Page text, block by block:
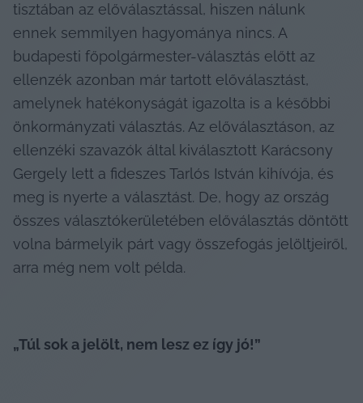
tisztában az előválasztással, hiszen nálunk
ennek semmilyen hagyománya nincs. A
budapesti főpolgármester-választás előtt az
ellenzék azonban már tartott előválasztást,
amelynek hatékonyságát igazolta is a későbbi
önkormányzati választás. Az előválasztáson, az
ellenzéki szavazók által kiválasztott Karácsony
Gergely lett a fideszes Tarlós István kihívója, és
meg is nyerte a választást. De, hogy az ország
összes választókerületében előválasztás döntött
volna bármelyik párt vagy összefogás jelöltjeiről,
arra még nem volt példa.
„Túl sok a jelölt, nem lesz ez így jó!”